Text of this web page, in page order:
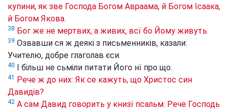
купини, як зве Господа Богом Авраама, й Богом Ісаака,
й Богом Якова.
38 Бог же не мертвих, а живих, всї бо Йому живуть.
39 Озвавши ся ж деякі з письменників, казали:
Учителю, добре глаголав єси.
40 І більш не сьміли питати Його нї про що.
41
Рече ж до них: Як се кажуть, що Христос син
Давидів?
42 А сам Давид говорить у книзї псальм: Рече Господь